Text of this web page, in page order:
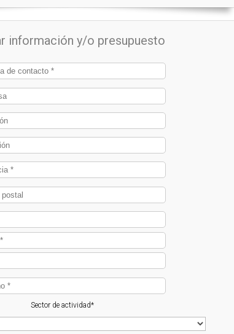
información y/o presupuesto
Sector de actividad*